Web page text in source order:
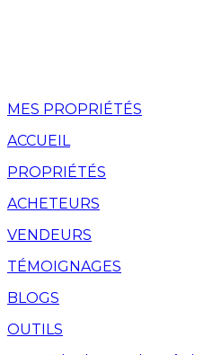
MES PROPRIÉTÉS
ACCUEIL
PROPRIÉTÉS
ACHETEURS
VENDEURS
TÉMOIGNAGES
BLOGS
OUTILS